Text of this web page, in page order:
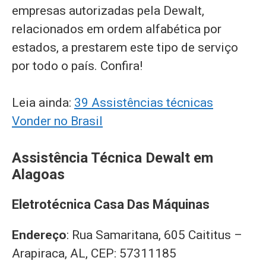
empresas autorizadas pela Dewalt,
relacionados em ordem alfabética por
estados, a prestarem este tipo de serviço
por todo o país. Confira!
Leia ainda: 39 Assistências técnicas
Vonder no Brasil
Assistência Técnica Dewalt em
Alagoas
Eletrotécnica Casa Das Máquinas
Endereço: Rua Samaritana, 605 Caititus –
Arapiraca, AL, CEP: 57311185